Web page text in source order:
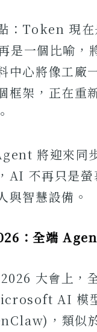
：Token 現
一個比喻，
中心將像工廠
框架，正在重
將迎來同
AI 不再只是
與智慧設備。
：全端
大會上，
AI 模
，類似於